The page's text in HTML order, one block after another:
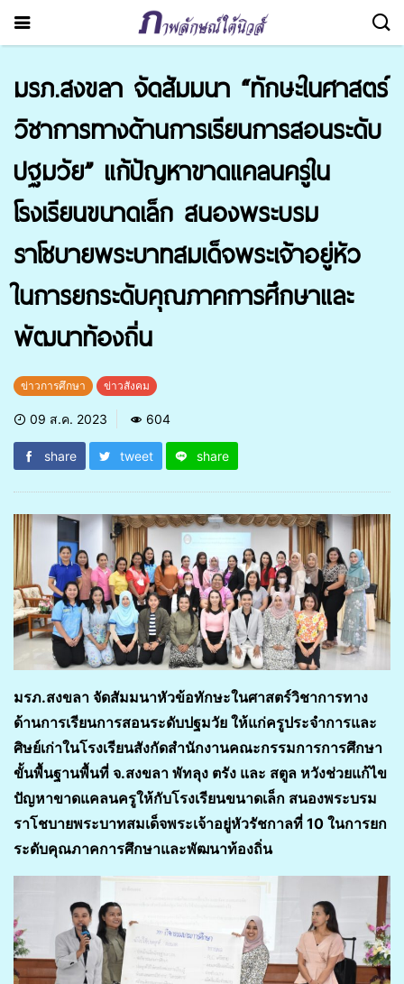
มรภ.สงขลา จัดสัมมนา “ทักษะในศาสตร์
วิชาการทางด้านการเรียนการสอนระดับ
ปฐมวัย” แก้ปัญหาขาดแคลนครูใน
โรงเรียนขนาดเล็ก สนองพระบรม
ราโชบายพระบาทสมเด็จพระเจ้าอยู่หัว
ในการยกระดับคุณภาคการศึกษาและ
พัฒนาท้องถิ่น
ข่าวการศึกษา ข่าวสังคม
09 ส.ค. 2023 604
share tweet share
มรภ.สงขลา จัดสัมมนาหัวข้อทักษะในศาสตร์วิชาการทาง
ด้านการเรียนการสอนระดับปฐมวัย ให้แก่ครูประจำการและ
ศิษย์เก่าในโรงเรียนสังกัดสำนักงานคณะกรรมการการศึกษา
ขั้นพื้นฐานพื้นที่ จ.สงขลา พัทลุง ตรัง และ สตูล หวังช่วยแก้ไข
ปัญหาขาดแคลนครูให้กับโรงเรียนขนาดเล็ก สนองพระบรม
ราโชบายพระบาทสมเด็จพระเจ้าอยู่หัวรัชกาลที่ 10 ในการยก
ระดับคุณภาคการศึกษาและพัฒนาท้องถิ่น